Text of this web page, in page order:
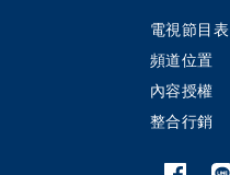
電視節目表
頻道位置
內容授權
整合行銷